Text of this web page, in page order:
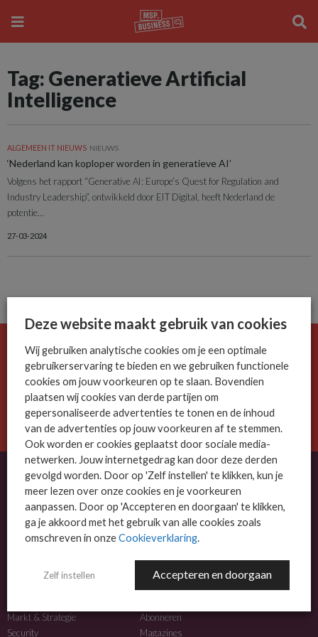
Tag: Generatieve Artificial
Intelligence
ALGEMEEN IT NIEUWS NIEUWS
‘Nederland kan koploper worden in generatieve AI’
Volgens het rapport “Generative AI: Europe’s Quest for Regulation and
Industry Leadership”, ontwikkeld door EIT Digital, heeft Nederland de
potentie...
27-03-2024
De ICT-wereld is snel. Mis niets.
Meld je nu aan voor de MSP Business nieuwsbrief.
AANMELDEN
OVER MSP BUSINESS
MSP Business is het kennisplatform voor IT-dienstverleners met MKB-focus.
NIEUWS
Markt & Strategie
Security
MEER INFO
Abonneren
Magazines
Deze website maakt gebruik van cookies
Wij gebruiken analytische cookies om je een optimale
gebruikerservaring te bieden en we gebruiken functionele
cookies om jouw voorkeuren op te slaan. Bovendien
plaatsen wij cookies van derde partijen om
gepersonaliseerde advertenties te tonen en de inhoud
van de advertenties op jouw voorkeuren af te stemmen.
Ook worden er cookies geplaatst door sociale media-
netwerken. Jouw internetgedrag kan door deze derden
gevolgd worden. Door op 'Zelf instellen' te klikken, kun je
meer lezen over onze cookies en je voorkeuren
aanpassen. Door op 'Accepteren en doorgaan' te klikken,
ga je akkoord met het gebruik van alle cookies zoals
omschreven in onzeCookieverklaring.
Zelf instellen Accepteren en doorgaan